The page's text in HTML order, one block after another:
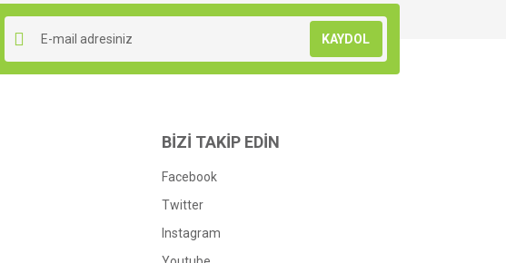
KAYDOL
BİZİ TAKİP EDİN
Facebook
Twitter
Instagram